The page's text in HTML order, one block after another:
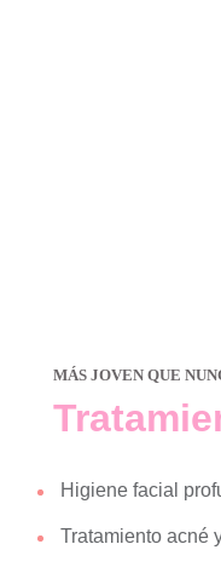
MÁS JOVEN QUE
Higiene facial
Tratamiento acné